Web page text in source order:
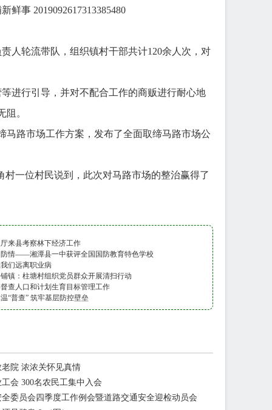
轮流带队，组织镇村干部共计120余人次，对
行引导，并对不配合工作的商贩进行耐心地
。
路市场工作方案，发布了全面取缔马路市场公
一位村民说到，此次对马路市场的整治赢得了
来县考察林下经济工作
情——湘潭县一中获评全国国防教育特色学校
们远离职业病
镇：柱塘村组织党员群众开展清扫行动
查人口和计划生育目标管理工作
“普查” 筑牢基层防控壁垒
院 浓浓关怀见真情
会 300名农民工集中入会
委员会四季度工作例会暨道路交通安全迎检动员会